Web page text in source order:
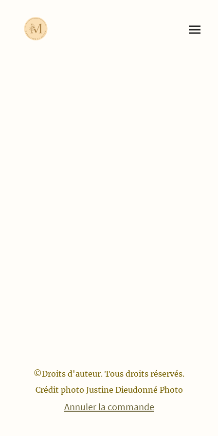
©Droits d'auteur. Tous droits réservés.
Crédit photo Justine Dieudonné Photo
Annuler la commande